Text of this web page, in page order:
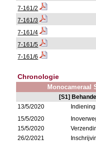
7-161/2
7-161/3
7-161/4
7-161/5
7-161/6
Chronologie
Monocameraal
[S1]
13/5/2020
Indiening
15/5/2020
15/5/2020
26/2/2021